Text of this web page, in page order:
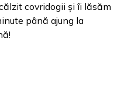
covridogii și îi lăsăm
până ajung la